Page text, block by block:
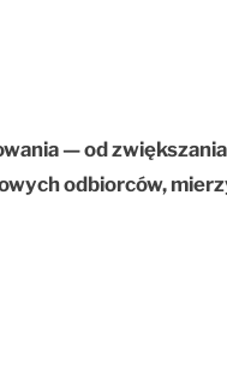
— od
odbiorców,